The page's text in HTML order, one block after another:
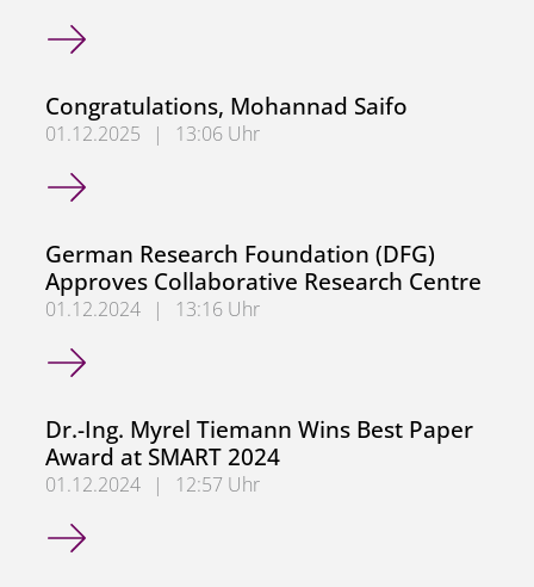
Congratulations, Hendrik Hensel
Congratulations, Mohannad Saifo
01.12.2025 |
13:06 Uhr
Congratulations, Mohannad Saifo
German Research Foundation (DFG)
Approves Collaborative Research Centre
01.12.2024 |
13:16 Uhr
German Research Foundation (DFG) Approves
Dr.-Ing. Myrel Tiemann Wins Best Paper
Award at SMART 2024
01.12.2024 |
12:57 Uhr
Dr.-Ing. Myrel Tiemann Wins Best Paper Award at SMART